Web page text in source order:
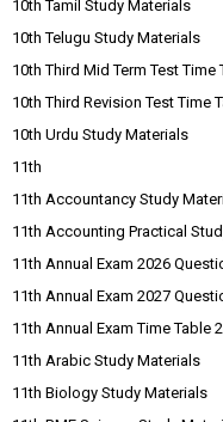
10th Tamil Study Materials
10th Telugu Study Materials
10th Third Mid Term Test Time
10th Third Revision Test Time
10th Urdu Study Materials
11th
11th Accountancy Study
11th Accounting Practical
11th Annual Exam 2026
11th Annual Exam 2027
11th Annual Exam Time Table
11th Arabic Study Materials
11th Biology Study Materials